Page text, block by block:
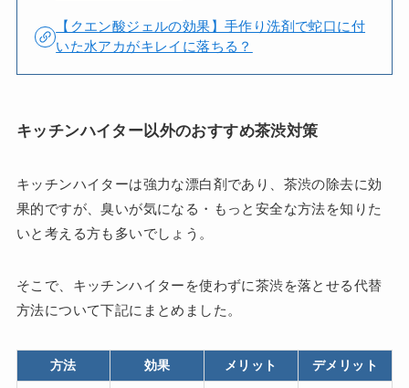
【クエン酸ジェルの効果】手作り洗剤で蛇口に付
いた水アカがキレイに落ちる？
キッチンハイター以外のおすすめ茶渋対策
キッチンハイターは強力な漂白剤であり、茶渋の除去に効
果的ですが、臭いが気になる・もっと安全な方法を知りた
いと考える方も多いでしょう。
そこで、キッチンハイターを使わずに茶渋を落とせる代替
方法について下記にまとめました。
方法 効果 メリット デメリット